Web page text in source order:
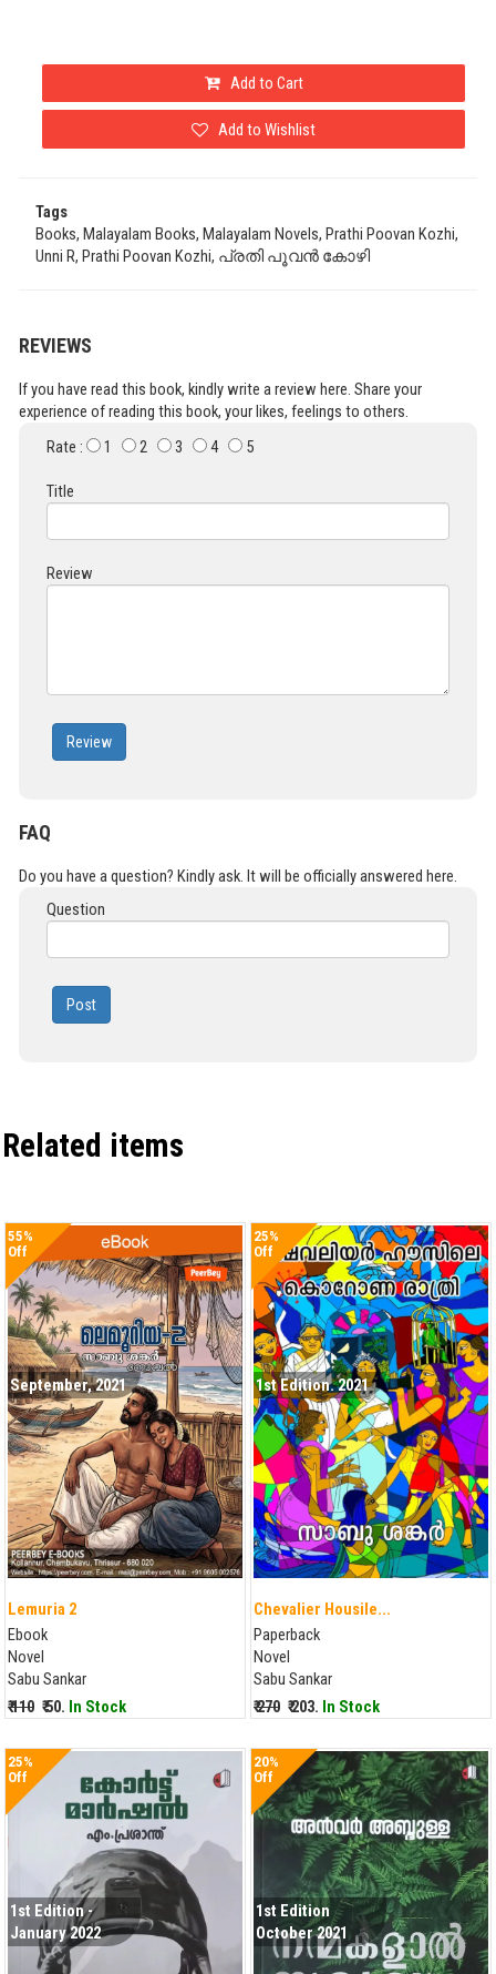
Add to Cart
Add to Wishlist
Tags
Books, Malayalam Books, Malayalam Novels, Prathi Poovan Kozhi,
Unni R, Prathi Poovan Kozhi, പ്രതി പൂവൻ കോഴി
REVIEWS
If you have read this book, kindly write a review here. Share your
experience of reading this book, your likes, feelings to others.
Rate :
1 2 3 4 5
Title
Review
Review
FAQ
Do you have a question? Kindly ask. It will be officially answered here.
Question
Post
Related items
55%
Off
September, 2021
Lemuria 2
Ebook
Novel
Sabu Sankar
₹ 110 ₹ 50. In Stock
25%
Off
1st Edition. 2021
Chevalier Housile...
Paperback
Novel
Sabu Sankar
₹ 270 ₹ 203. In Stock
25%
Off
1st Edition -
January 2022
20%
Off
1st Edition
October 2021